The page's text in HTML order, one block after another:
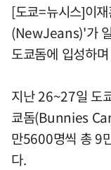
[도쿄=뉴시스]이
(NewJeans)'가
도쿄돔에 입성하
지난 26~27일 도
쿄돔(Bunnies
만5600명씩 총 9
다.